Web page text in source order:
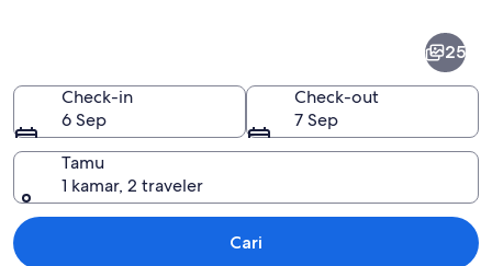
25
Check-in
6 Sep
Check-out
7 Sep
Tamu
1 kamar, 2 traveler
Cari